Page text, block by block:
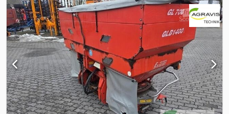
mécaniquement 0080 Éclairage 0090 Disques de pulvérisation
SG VxR 24-36 m 0100 Roulettes de stationnement 0110 Pare-boue
0120 Échelle d’accès, côté gauche 0130 Barre de protection des
tuyaux 0140 Kilométrage / heures de fonctionnement : environ 43
500 ha